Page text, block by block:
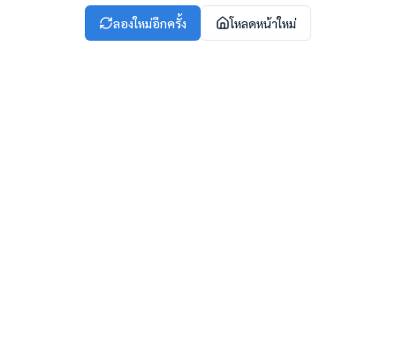
ลองใหม่อีกครั้ง โหลดหน้าใหม่